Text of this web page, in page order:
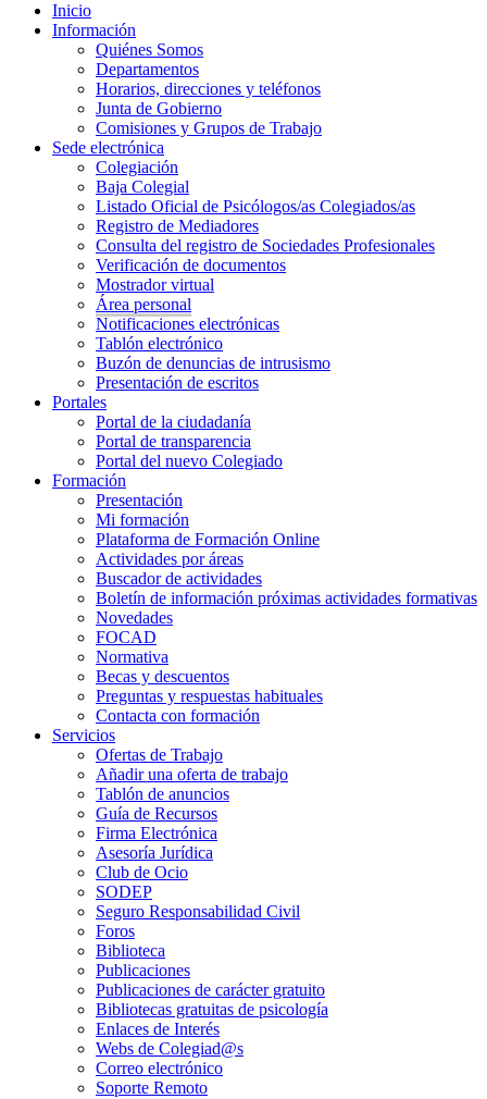
Inicio
Información
Quiénes Somos
Departamentos
Horarios, direcciones y teléfonos
Junta de Gobierno
Comisiones y Grupos de Trabajo
Sede electrónica
Colegiación
Baja Colegial
Listado Oficial de Psicólogos/as Colegiados/as
Registro de Mediadores
Consulta del registro de Sociedades Profesionales
Verificación de documentos
Mostrador virtual
Área personal
Notificaciones electrónicas
Tablón electrónico
Buzón de denuncias de intrusismo
Presentación de escritos
Portales
Portal de la ciudadanía
Portal de transparencia
Portal del nuevo Colegiado
Formación
Presentación
Mi formación
Plataforma de Formación Online
Actividades por áreas
Buscador de actividades
Boletín de información próximas actividades formativas
Novedades
FOCAD
Normativa
Becas y descuentos
Preguntas y respuestas habituales
Contacta con formación
Servicios
Ofertas de Trabajo
Añadir una oferta de trabajo
Tablón de anuncios
Guía de Recursos
Firma Electrónica
Asesoría Jurídica
Club de Ocio
SODEP
Seguro Responsabilidad Civil
Foros
Biblioteca
Publicaciones
Publicaciones de carácter gratuito
Bibliotecas gratuitas de psicología
Enlaces de Interés
Webs de Colegiad@s
Correo electrónico
Soporte Remoto